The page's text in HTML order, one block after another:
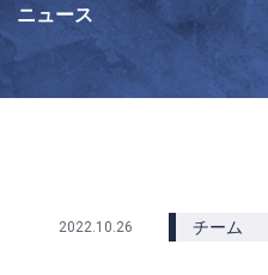
ニュース
2022.10.26 チーム